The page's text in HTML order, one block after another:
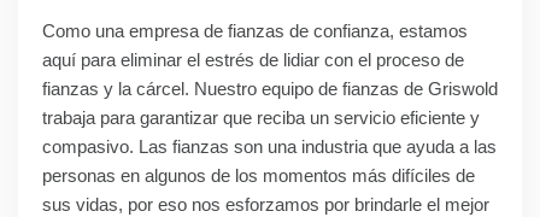
Como una empresa de fianzas de confianza, estamos
aquí para eliminar el estrés de lidiar con el proceso de
fianzas y la cárcel. Nuestro equipo de fianzas de Griswold
trabaja para garantizar que reciba un servicio eficiente y
compasivo. Las fianzas son una industria que ayuda a las
personas en algunos de los momentos más difíciles de
sus vidas, por eso nos esforzamos por brindarle el mejor